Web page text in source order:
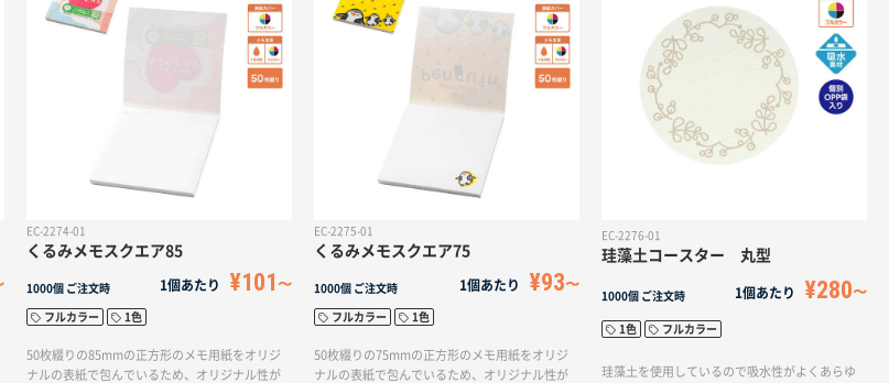
EC-2274-01
くるみメモスクエア85
1000個 ご注文時 1個あたり ¥101
フルカラー 1色
50枚綴りの85mmの正方形のメモ用紙をオリジ
ナルの表紙で包んでいるため、オリジナル性が
EC-2275-01
くるみメモスクエア75
1000個 ご注文時 1個あたり ¥93
フルカラー 1色
50枚綴りの75mmの正方形のメモ用紙をオリジ
ナルの表紙で包んでいるため、オリジナル性が
EC-2276-01
珪藻土コースター 丸型
1000個 ご注文時 1個あたり ¥280
1色 フルカラー
珪藻土を使用しているので吸水性がよくあらゆ